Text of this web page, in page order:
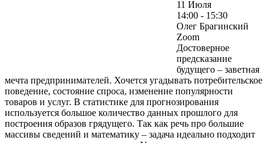
11 Июля
14:00 - 15:30
Олег Брагинский
Zoom
Достоверное
предсказание
будущего – заветная
мечта предпринимателей. Хочется угадывать потребительское
поведение, состояние спроса, изменение популярности
товаров и услуг. В статистике для прогнозирования
используется большое количество данных прошлого для
построения образов грядущего. Так как речь про большие
массивы сведений и математику – задача идеально подходит